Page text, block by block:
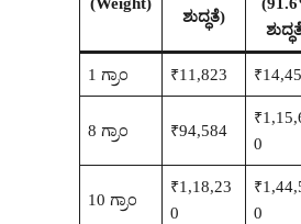
(Weight)
ಶುದ್ಧತೆ)
1 ಗ್ರಾಂ ₹11,823
8 ಗ್ರಾಂ ₹94,584
0
10 ಗ್ರಾಂ
₹1,18,23
0
0